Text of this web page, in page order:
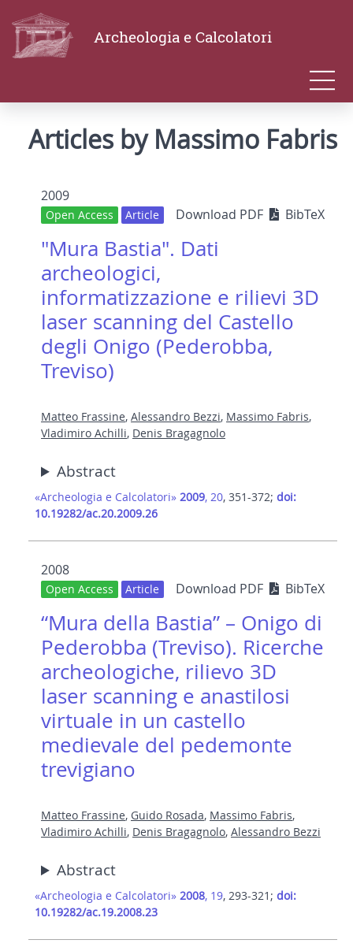
Archeologia e Calcolatori
Articles by Massimo Fabris
2009
Open Access Article Download PDF BibTeX
"Mura Bastia". Dati
archeologici,
informatizzazione e rilievi 3D
laser scanning del Castello
degli Onigo (Pederobba,
Treviso)
Matteo Frassine, Alessandro Bezzi, Massimo Fabris,
Vladimiro Achilli, Denis Bragagnolo
Abstract
«Archeologia e Calcolatori» 2009, 20, 351-372; doi:
10.19282/ac.20.2009.26
2008
Open Access Article Download PDF BibTeX
“Mura della Bastia” – Onigo di
Pederobba (Treviso). Ricerche
archeologiche, rilievo 3D
laser scanning e anastilosi
virtuale in un castello
medievale del pedemonte
trevigiano
Matteo Frassine, Guido Rosada, Massimo Fabris,
Vladimiro Achilli, Denis Bragagnolo, Alessandro Bezzi
Abstract
«Archeologia e Calcolatori» 2008, 19, 293-321; doi:
10.19282/ac.19.2008.23